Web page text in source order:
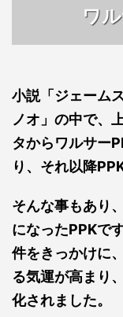
ワ
小説「ジェーム
ノオ」の中で、
タからワルサー
り、それ以降
そんな事もあり
になったPPKで
件をきっかけに
る気運が高まり
化されました。